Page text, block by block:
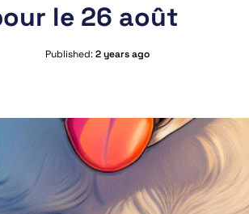
le 26 août
Published:2 years ago